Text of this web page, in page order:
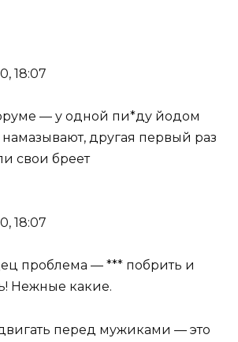
18:07
— у одной пи*ду йодом
другая первый раз
свои бреет
18:07
проблема — *** побрить и
Нежные какие.
перед мужиками — это